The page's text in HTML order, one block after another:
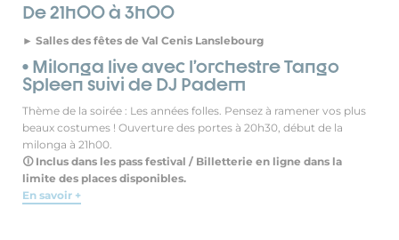
De 21h00 à 3h00
► Salles des fêtes de Val Cenis Lanslebourg
• Milonga live avec l’orchestre Tango
Spleen suivi de DJ Padem
Thème de la soirée : Les années folles. Pensez à ramener vos plus
beaux costumes ! Ouverture des portes à 20h30, début de la
milonga à 21h00.
🛈 Inclus dans les pass festival / Billetterie en ligne dans la
limite des places disponibles.
En savoir +